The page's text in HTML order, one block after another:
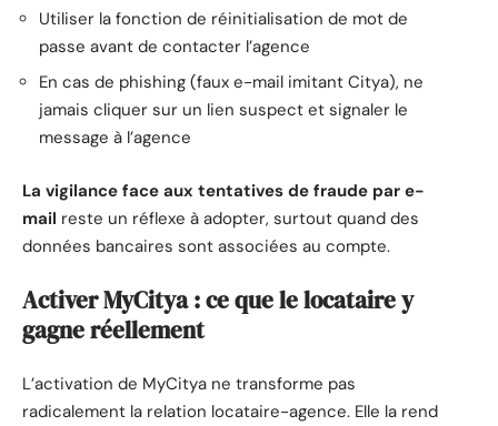
Utiliser la fonction de réinitialisation de mot de
passe avant de contacter l’agence
En cas de phishing (faux e-mail imitant Citya), ne
jamais cliquer sur un lien suspect et signaler le
message à l’agence
La vigilance face aux tentatives de fraude par e-
mail reste un réflexe à adopter, surtout quand des
données bancaires sont associées au compte.
Activer MyCitya : ce que le locataire y
gagne réellement
L’activation de MyCitya ne transforme pas
radicalement la relation locataire-agence. Elle la rend